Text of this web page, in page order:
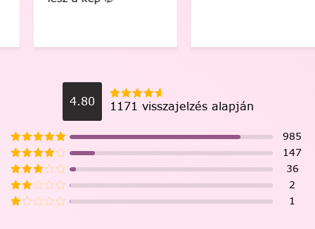
4.80 1171 visszajelzés alapján
985
147
36
2
1